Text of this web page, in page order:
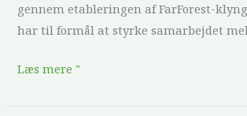
gennem etableringen af FarForest-
har til formål at styrke samarbejdet
Læs mere "